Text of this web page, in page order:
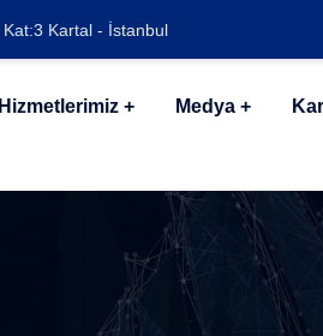
Kartal - İstanbul
Hizmetlerimiz Medya